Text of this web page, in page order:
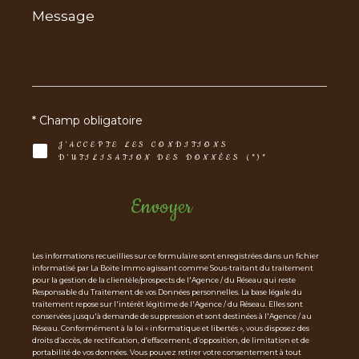
Message
*
J'ACCEPTE LES CONDITIONS
D'UTILISATION DES DONNÉES (*)*
* Champ obligatoire
Envoyer
Les informations recueillies sur ce formulaire sont enregistrées dans un fichier
informatisé par La Boite Immo agissant comme Sous-traitant du traitement
pour la gestion de la clientèle/prospects de l'Agence / du Réseau qui reste
Responsable du Traitement de vos Données personnelles. La base légale du
traitement repose sur l'intérêt légitime de l'Agence / du Réseau. Elles sont
conservées jusqu'à demande de suppression et sont destinées à l'Agence / au
Réseau. Conformément à la loi « informatique et libertés », vous disposez des
droits d’accès, de rectification, d’effacement, d’opposition, de limitation et de
portabilité de vos données. Vous pouvez retirer votre consentement à tout